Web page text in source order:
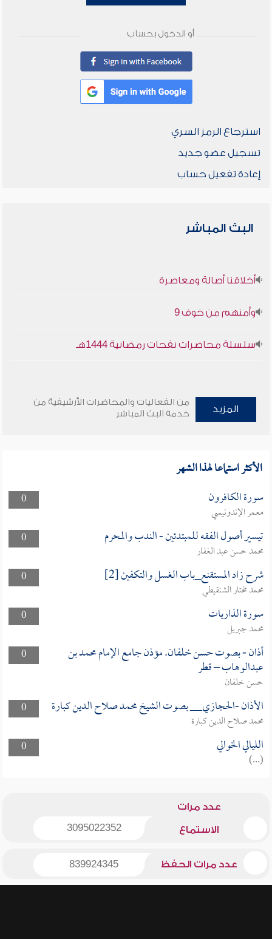
أو الدخول بحساب
استرجاع الرمز السري
تسجيل عضو جديد
إعادة تفعيل حساب
البث المباشر
أخلاقنا أصالة ومعاصرة
وأمنهم من خوف 9
سلسلة محاضرات نفحات رمضانية 1444هـ
المزيد
من الفعاليات والمحاضرات الأرشيفية من
خدمة البث المباشر
الأكثر استماعا لهذا الشهر
0 سورة الكافرون
معمر الإندونيسي
0
تيسير أصول الفقه للمبتدئين - الندب والمحرم
محمد حسن عبد الغفار
0
شرح زاد المستقنع_باب الغسل والتكفين [2]
محمد مختار الشنقيطي
0
سورة الذاريات
محمد جبريل
0
أذان - بصوت حسن خلفان. مؤذن جامع الإمام محمد بن
عبدالوهاب – قطر
حسن خلفان
0
الأذان -الحجازي__ بصوت الشيخ محمد صلاح الدين كبارة
محمد صلاح الدين كبارة
0
الليالي الخوالي
(...)
عدد مرات
الاستماع 3095022352
عدد مرات الحفظ 839924345